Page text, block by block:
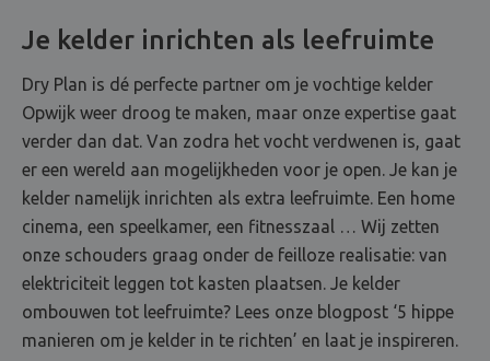
Je kelder inrichten als leefruimte
Dry Plan is dé perfecte partner om je vochtige kelder
Opwijk weer droog te maken, maar onze expertise gaat
verder dan dat. Van zodra het vocht verdwenen is, gaat
er een wereld aan mogelijkheden voor je open. Je kan je
kelder namelijk inrichten als extra leefruimte. Een home
cinema, een speelkamer, een fitnesszaal … Wij zetten
onze schouders graag onder de feilloze realisatie: van
elektriciteit leggen tot kasten plaatsen. Je kelder
ombouwen tot leefruimte? Lees onze blogpost ‘5 hippe
manieren om je kelder in te richten’ en laat je inspireren.